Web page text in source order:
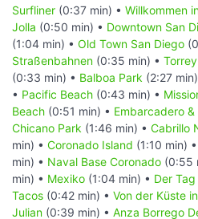
Surfliner (0:37 min) • Willkommen
Jolla (0:50 min) • Downtown San
(1:04 min) • Old Town San Diego
Straßenbahnen (0:35 min) •
(0:33 min) • Balboa Park (2:27
• Pacific Beach (0:43 min) •
Beach (0:51 min) • Embarcadero
Chicano Park (1:46 min) • Cabrillo
min) • Coronado Island (1:10 min) •
min) • Naval Base Coronado (0:55
min) • Mexiko (1:04 min) • Der
Tacos (0:42 min) • Von der Küste
Julian (0:39 min) • Anza Borrego